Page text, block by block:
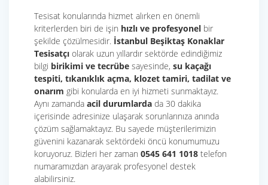
Tesisat konularında hizmet alırken en önemli
kriterlerden biri de işin hızlı ve profesyonel bir
şekilde çözülmesidir. İstanbul Beşiktaş Konaklar
Tesisatçı olarak uzun yıllardır sektörde edindiğimiz
bilgi birikimi ve tecrübe sayesinde, su kaçağı
tespiti, tıkanıklık açma, klozet tamiri, tadilat ve
onarım gibi konularda en iyi hizmeti sunmaktayız.
Aynı zamanda acil durumlarda da 30 dakika
içerisinde adresinize ulaşarak sorunlarınıza anında
çözüm sağlamaktayız. Bu sayede müşterilerimizin
güvenini kazanarak sektördeki öncü konumumuzu
koruyoruz. Bizleri her zaman 0545 641 1018 telefon
numaramızdan arayarak profesyonel destek
alabilirsiniz.